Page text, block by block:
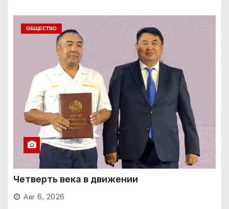
ОБЩЕСТВО
Четверть века в движении
Авг 6, 2026